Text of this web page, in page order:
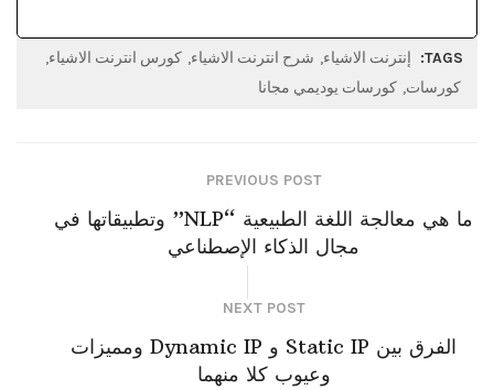
TAGS: إنترنت الاشياء شرح انترنت الاشياء كورس انترنت الاشياء
كورسات كورسات يوديمي مجانا
PREVIOUS POST
ما هي معالجة اللغة الطبيعية “NLP” وتطبيقاتها في
مجال الذكاء الإصطناعي
NEXT POST
الفرق بين Static IP و Dynamic IP ومميزات
وعيوب كلا منهما